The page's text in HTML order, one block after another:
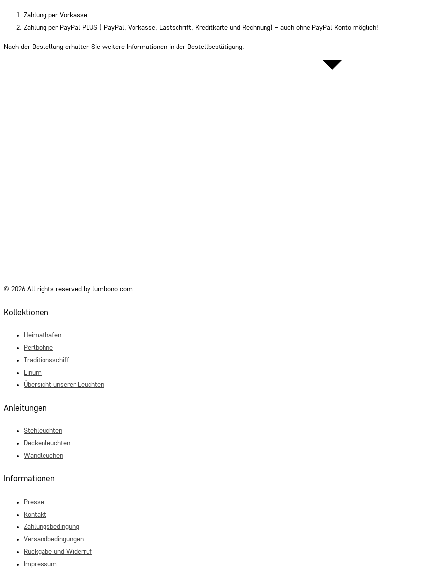
Zahlung per Vorkasse
Zahlung per PayPal PLUS ( PayPal, Vorkasse, Lastschrift, Kreditkarte und Rechnung) – auch ohne PayPal Konto möglich!
Nach der Bestellung erhalten Sie weitere Informationen in der Bestellbestätigung.
© 2026 All rights reserved by lumbono.com
Kollektionen
Heimathafen
Perlbohne
Traditionsschiff
Linum
Übersicht unserer Leuchten
Anleitungen
Stehleuchten
Deckenleuchten
Wandleuchen
Informationen
Presse
Kontakt
Zahlungsbedingung
Versandbedingungen
Rückgabe und Widerruf
Impressum